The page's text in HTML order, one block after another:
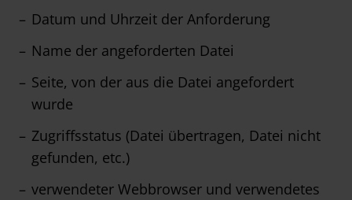
Datum und Uhrzeit der Anforderung
Name der angeforderten Datei
Seite, von der aus die Datei angefordert
wurde
Zugriffsstatus (Datei übertragen, Datei nicht
gefunden, etc.)
verwendeter Webbrowser und verwendetes